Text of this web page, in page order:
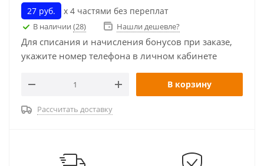
27 руб. х 4 частями без переплат
В наличии (28) Нашли дешевле?
Для списания и начисления бонусов при заказе,
укажите номер телефона в личном кабинете
В корзину
Рассчитать доставку